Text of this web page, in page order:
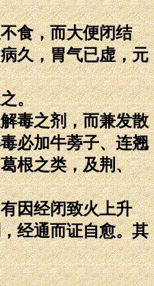
食，而大便闭结
久，胃气已虚，元
。
毒之剂，而兼发散
必加牛蒡子、连翘
根之类，及荆、
因经闭致火上升
经通而证自愈。其